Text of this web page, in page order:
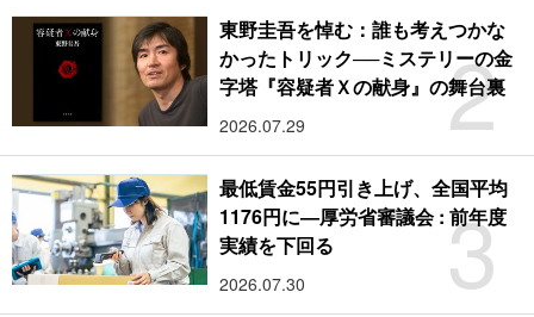
2
東野圭吾を悼む：誰も考えつかな
かったトリック──ミステリーの金
字塔『容疑者Ｘの献身』の舞台裏
2026.07.29
3
最低賃金55円引き上げ、全国平均
1176円に―厚労省審議会 : 前年度
実績を下回る
2026.07.30